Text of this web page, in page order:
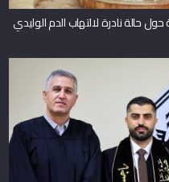
حالة نادرة لالتهاب الدم الوليدي